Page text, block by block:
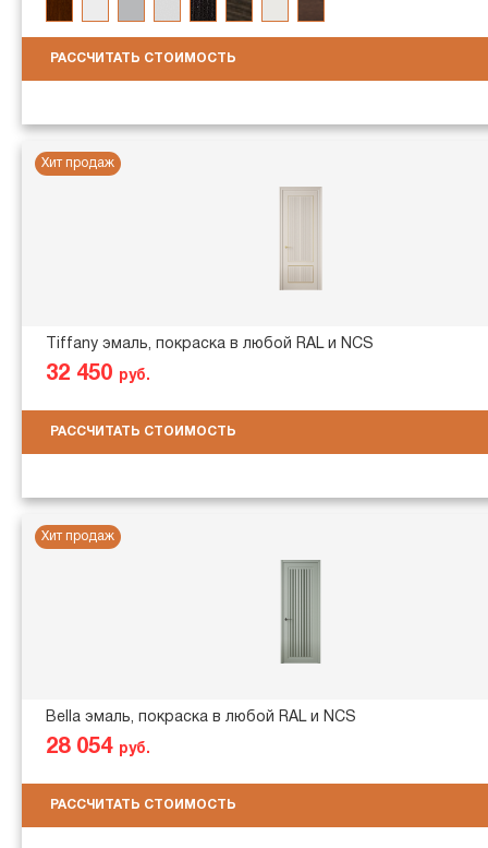
РАССЧИТАТЬ СТОИМОСТЬ
Хит продаж
Tiffany эмаль, покраска в любой RAL и NCS
32 450 руб.
РАССЧИТАТЬ СТОИМОСТЬ
Хит продаж
Bella эмаль, покраска в любой RAL и NCS
28 054 руб.
РАССЧИТАТЬ СТОИМОСТЬ